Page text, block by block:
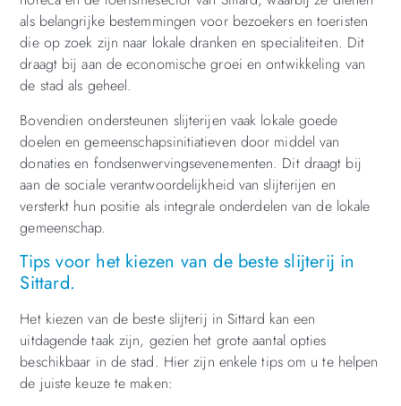
als belangrijke bestemmingen voor bezoekers en toeristen
die op zoek zijn naar lokale dranken en specialiteiten. Dit
draagt bij aan de economische groei en ontwikkeling van
de stad als geheel.
Bovendien ondersteunen slijterijen vaak lokale goede
doelen en gemeenschapsinitiatieven door middel van
donaties en fondsenwervingsevenementen. Dit draagt bij
aan de sociale verantwoordelijkheid van slijterijen en
versterkt hun positie als integrale onderdelen van de lokale
gemeenschap.
Tips voor het kiezen van de beste slijterij in
Sittard.
Het kiezen van de beste slijterij in Sittard kan een
uitdagende taak zijn, gezien het grote aantal opties
beschikbaar in de stad. Hier zijn enkele tips om u te helpen
de juiste keuze te maken: